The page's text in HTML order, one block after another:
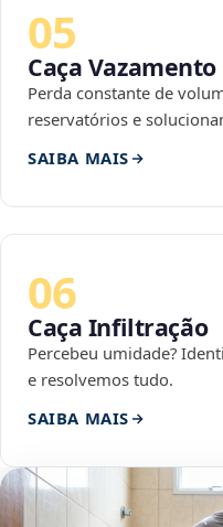
05
Caça
Perda constante de
reservatórios e
SAIBA MAIS
06
Caça Infiltração
Percebeu umidade?
e resolvemos tudo.
SAIBA MAIS